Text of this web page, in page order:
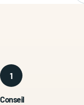
1
Conseil